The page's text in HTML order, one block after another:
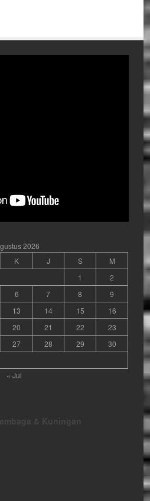
2026
K J S
M
1
2
6 7 8
9
13 14 15
16
20 21 22
23
27 28 29
30
« Jul
& Kuningan